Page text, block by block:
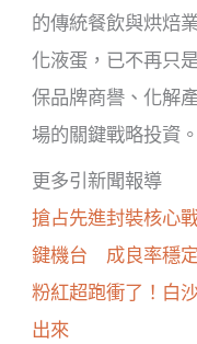
的傳統餐飲與烘焙
化液蛋，已不再只
保品牌商譽、化解
場的關鍵戰略投資。
更多引新聞報導
搶占先進封裝核心
鍵機台 成良率穩
粉紅超跑衝了！白
出來